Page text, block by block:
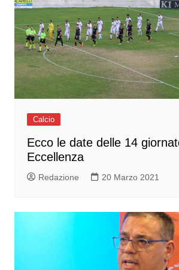
Calcio
Ecco le date delle 14
Eccellenza
Redazione 20 Marzo 2021